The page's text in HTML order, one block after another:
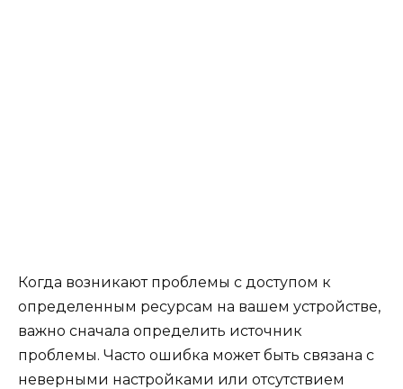
Когда возникают проблемы с доступом к
определенным ресурсам на вашем устройстве,
важно сначала определить источник
проблемы. Часто ошибка может быть связана с
неверными настройками или отсутствием